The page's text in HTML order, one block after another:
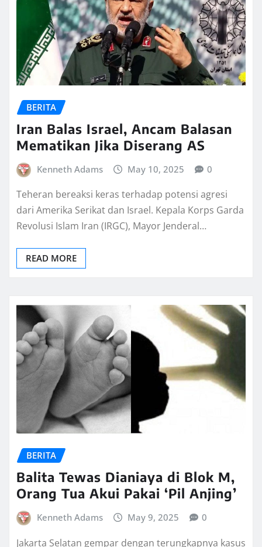
BERITA
Iran Balas Israel, Ancam Balasan
Mematikan Jika Diserang AS
Kenneth Adams May 10, 2025 0
Teheran bereaksi keras terhadap potensi agresi
dari Amerika Serikat dan Israel. Kepala Korps Garda
Revolusi Islam Iran (IRGC), Mayor Jenderal…
READ MORE
BERITA
Balita Tewas Dianiaya di Blok M,
Orang Tua Akui Pakai ‘Pil Anjing’
Kenneth Adams May 9, 2025 0
Jakarta Selatan gempar dengan terungkapnya kasus